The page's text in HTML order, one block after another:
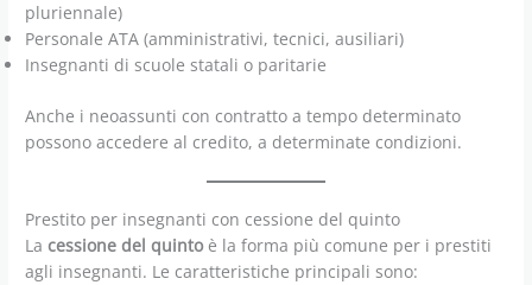
pluriennale)
Personale ATA (amministrativi, tecnici, ausiliari)
Insegnanti di scuole statali o paritarie
Anche i neoassunti con contratto a tempo determinato
possono accedere al credito, a determinate condizioni.
Prestito per insegnanti con cessione del quinto
Lacessione del quintoè la forma più comune per i prestiti
agli insegnanti. Le caratteristiche principali sono: